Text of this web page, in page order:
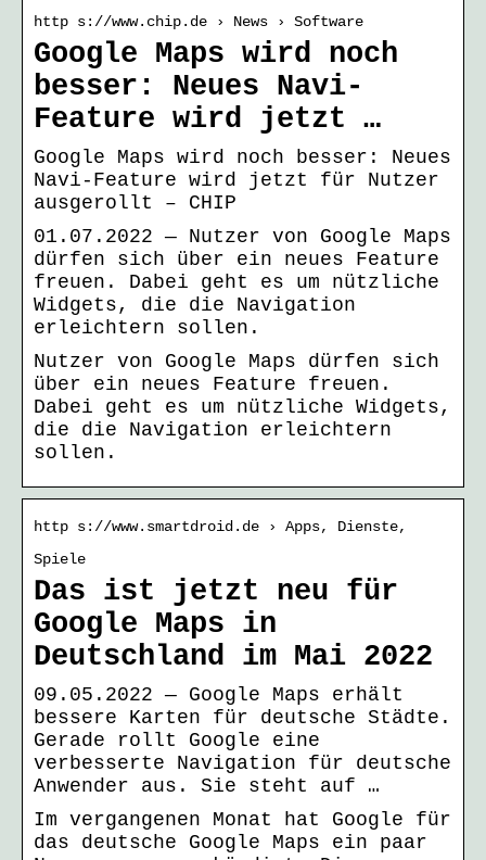
http s://www.chip.de › News › Software
Google Maps wird noch
besser: Neues Navi-
Feature wird jetzt …
Google Maps wird noch besser: Neues
Navi-Feature wird jetzt für Nutzer
ausgerollt – CHIP
01.07.2022 — Nutzer von Google Maps
dürfen sich über ein neues Feature
freuen. Dabei geht es um nützliche
Widgets, die die Navigation
erleichtern sollen.
Nutzer von Google Maps dürfen sich
über ein neues Feature freuen.
Dabei geht es um nützliche Widgets,
die die Navigation erleichtern
sollen.
http s://www.smartdroid.de › Apps, Dienste,
Spiele
Das ist jetzt neu für
Google Maps in
Deutschland im Mai 2022
09.05.2022 — Google Maps erhält
bessere Karten für deutsche Städte.
Gerade rollt Google eine
verbesserte Navigation für deutsche
Anwender aus. Sie steht auf …
Im vergangenen Monat hat Google für
das deutsche Google Maps ein paar